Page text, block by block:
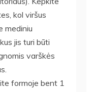
kol viršus
mediniu
jis turi būti
varškės
formoje bent 1